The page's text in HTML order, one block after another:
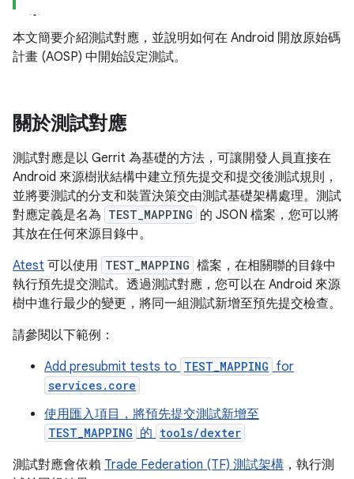
本文簡要介紹測試對應，並說明如何在 Android 開放原始碼
計畫 (AOSP) 中開始設定測試。
關於測試對應
測試對應是以 Gerrit 為基礎的方法，可讓開發人員直接在
Android 來源樹狀結構中建立預先提交和提交後測試規則，
並將要測試的分支和裝置決策交由測試基礎架構處理。測試
對應定義是名為 TEST_MAPPING 的 JSON 檔案，您可以將
其放在任何來源目錄中。
Atest 可以使用 TEST_MAPPING 檔案，在相關聯的目錄中
執行預先提交測試。透過測試對應，您可以在 Android 來源
樹中進行最少的變更，將同一組測試新增至預先提交檢查。
請參閱以下範例：
Add presubmit tests to TEST_MAPPING for
services.core
使用匯入項目，將預先提交測試新增至
TEST_MAPPING 的 tools/dexter
測試對應會依賴 Trade Federation (TF) 測試架構 ，執行測